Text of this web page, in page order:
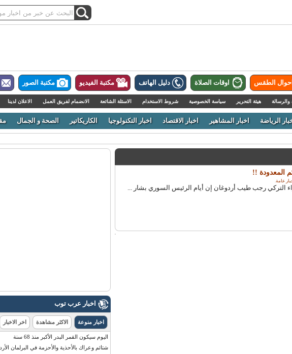
احوال الطقس اوقات الصلاة دليل الهاتف مكتبة الفيديو مكتبة الصور
والرسالة هيئة التحرير سياسة الخصوصية شروط الاستخدام الاسئلة الشائعة الانضمام لفريق العمل الاعلان لدينا
الرياضة اخبار المشاهير اخبار الاقتصاد اخبار التكنولوجيا الكاريكاتير الصحة و الجمال
المعدودة !!
عامة.
التركي رجب طيب أردوغان إن أيام الرئيس السوري بشار ...
اخبار عرب توب
اخبار منوعة الاكثر مشاهدة اخر الاخبار
اليوم سيكون القمر البدر الأكبر منذ 68 سنة
شتائم وعراك بالأحذية والأحزمة في البرلمان